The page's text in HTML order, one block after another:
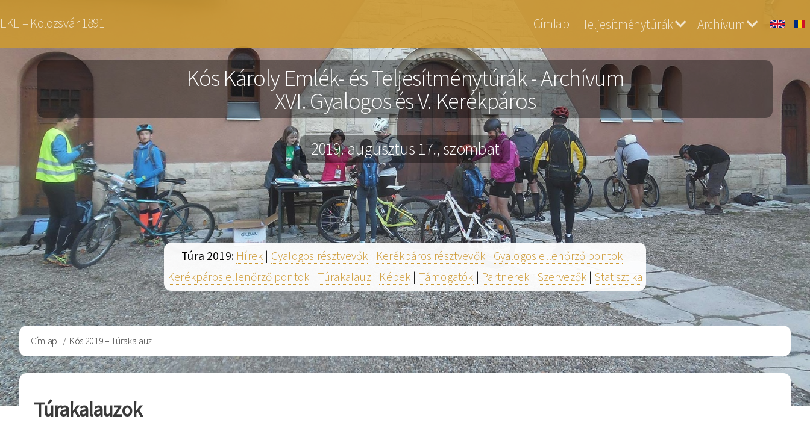
a
tartalomra
EKE – Kolozsvár 1891
Kós
Archiv
Címlap Teljesítménytúrák Archívum
Kós Károly Emlék- és Teljesítménytúrák - Archívum
XVI. Gyalogos és V. Kerékpáros
2019. augusztus 17., szombat
Túra 2019: Hírek | Gyalogos résztvevők | Kerékpáros résztvevők | Gyalogos ellenőrző pontok |
Kerékpáros ellenőrző pontok | Túrakalauz| Képek | Támogatók | Partnerek| Szervezők | Statisztika
Morzsa
Címlap Kós 2019 – Túrakalauz
Túrakalauzok